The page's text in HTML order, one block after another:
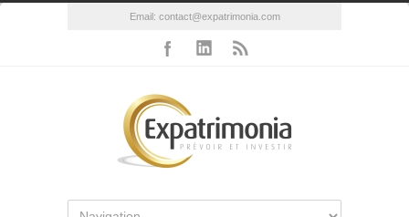
Email: contact@expatrimonia.com